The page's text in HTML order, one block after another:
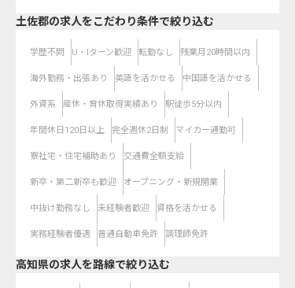
土佐郡の求人をこだわり条件で絞り込む
学歴不問 U・Iターン歓迎 転勤なし 残業月20時間以内
海外勤務・出張あり 英語を活かせる 中国語を活かせる
外資系 産休・育休取得実績あり 駅徒歩5分以内
年間休日120日以上 完全週休2日制 マイカー通勤可
寮社宅・住宅補助あり 交通費全額支給
新卒・第二新卒も歓迎 オープニング・新規開業
中抜け勤務なし 未経験者歓迎 資格を活かせる
実務経験者優遇 普通自動車免許 調理師免許
高知県の求人を路線で絞り込む